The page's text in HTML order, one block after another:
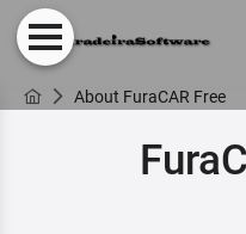
About FuraCAR Free